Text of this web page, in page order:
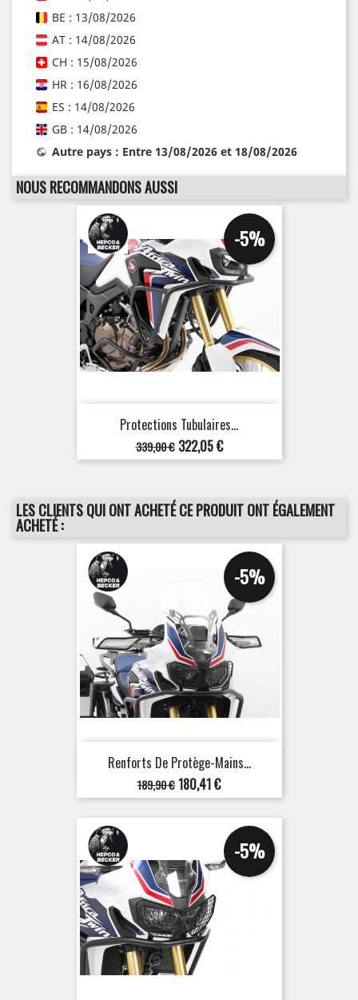
BE : 13/08/2026
AT : 14/08/2026
CH : 15/08/2026
HR : 16/08/2026
ES : 14/08/2026
GB : 14/08/2026
Autre pays : Entre 13/08/2026 et 18/08/2026
NOUS RECOMMANDONS AUSSI
Protections Tubulaires...
Prix
de
339,00 €
-5%
Prix
322,05 €
LES CLIENTS QUI ONT ACHETÉ CE PRODUIT ONT ÉGALEMENT
ACHETÉ :
Renforts De Protège-Mains...
Prix
de
base
189,90 €
-5%
Prix
180,41 €
-5%